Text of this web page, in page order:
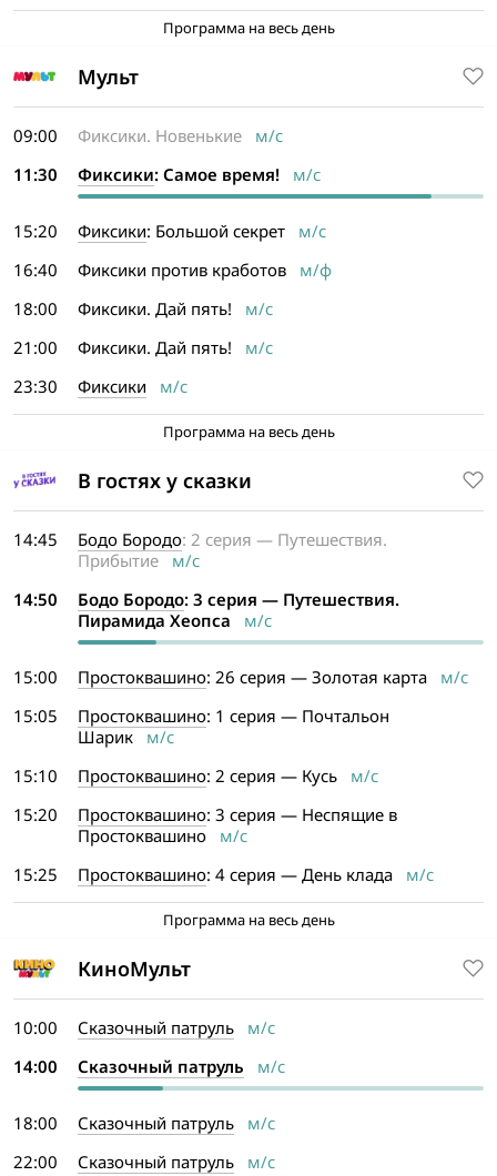
Программа на весь день
Мульт
09:00 Фиксики. Новенькие м/с
11:30
Фиксики: Самое время! м/с
15:20 Фиксики: Большой секрет м/с
16:40
Фиксики против кработов м/ф
18:00
Фиксики. Дай пять! м/с
21:00
Фиксики. Дай пять! м/с
23:30
Фиксики м/с
Программа на весь день
В гостях у сказки
14:45 Бодо Бородо: 2 серия — Путешествия.
Прибытие м/с
14:50
Бодо Бородо: 3 серия — Путешествия.
Пирамида Хеопса м/с
15:00 Простоквашино: 26 серия — Золотая карта м/с
15:05
Простоквашино: 1 серия — Почтальон
Шарик м/с
15:10
Простоквашино: 2 серия — Кусь м/с
15:20
Простоквашино: 3 серия — Неспящие в
Простоквашино м/с
15:25
Простоквашино: 4 серия — День клада м/с
Программа на весь день
КиноМульт
10:00 Сказочный патруль м/с
14:00
Сказочный патруль м/с
18:00 Сказочный патруль м/с
22:00
Сказочный патруль м/с